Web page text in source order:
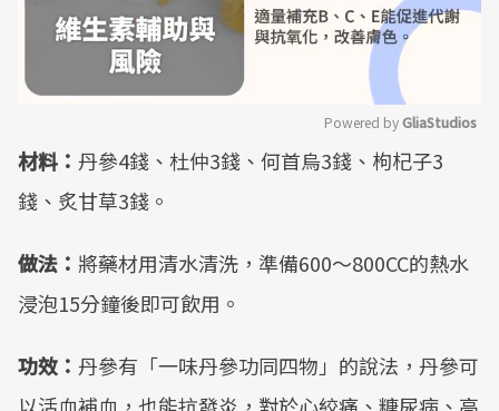
Mute
Powered by GliaStudios
材料： 丹參4錢、杜仲3錢、何首烏3錢、枸杞子3
錢、炙甘草3錢。
做法： 將藥材用清水清洗，準備600～800CC的熱水
浸泡15分鐘後即可飲用。
功效： 丹參有「一味丹參功同四物」的說法，丹參可